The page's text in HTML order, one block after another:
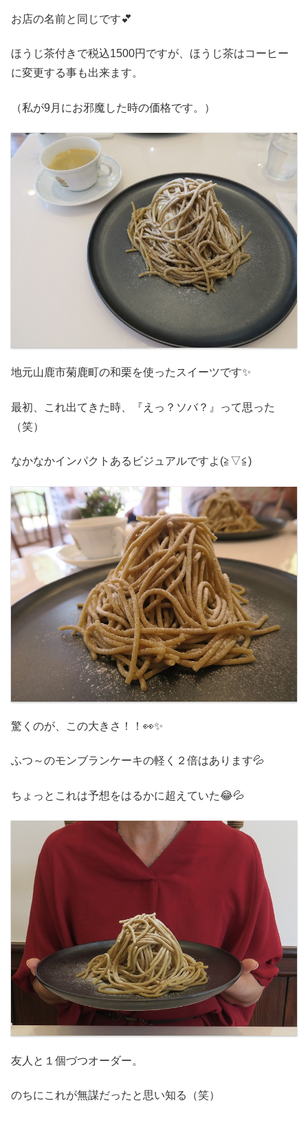
お店の名前と同じです💕
ほうじ茶付きで税込1500円ですが、ほうじ茶はコーヒー
に変更する事も出来ます。
（私が9月にお邪魔した時の価格です。）
地元山鹿市菊鹿町の和栗を使ったスイーツです✨
最初、これ出てきた時、『えっ？ソバ？』って思った
（笑）
なかなかインパクトあるビジュアルですよ(≧▽≦)
驚くのが、この大きさ！！👀✨
ふつ～のモンブランケーキの軽く２倍はあります💦
ちょっとこれは予想をはるかに超えていた😂💦
友人と１個づつオーダー。
のちにこれが無謀だったと思い知る（笑）